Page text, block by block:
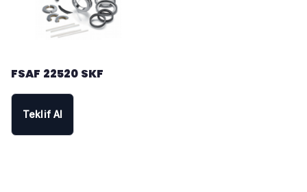
FSAF 22520 SKF
Teklif Al